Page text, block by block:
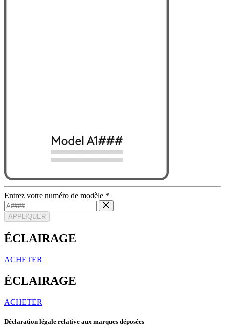
Entrez votre numéro de modèle *
APPLIQUER
ÉCLAIRAGE
ACHETER
ÉCLAIRAGE
ACHETER
Déclaration légale relative aux marques déposées